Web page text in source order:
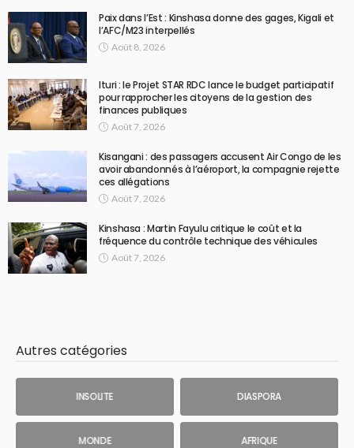
Paix dans l’Est : Kinshasa donne des gages, Kigali et
l’AFC/M23 interpellés
Août 8, 2026
Ituri : le Projet STAR RDC lance le budget participatif
pour rapprocher les citoyens de la gestion des
finances publiques
Août 7, 2026
Kisangani : des passagers accusent Air Congo de les
avoir abandonnés à l’aéroport, la compagnie rejette
ces allégations
Août 7, 2026
Kinshasa : Martin Fayulu critique le coût et la
fréquence du contrôle technique des véhicules
Août 7, 2026
Autres catégories
INSOLITE DIASPORA
MONDE AFRIQUE